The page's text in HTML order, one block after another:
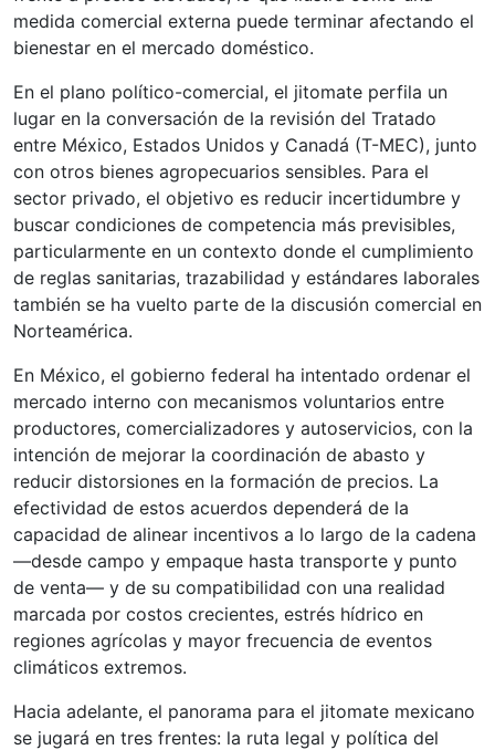
medida comercial externa puede terminar afectando el
bienestar en el mercado doméstico.
En el plano político-comercial, el jitomate perfila un
lugar en la conversación de la revisión del Tratado
entre México, Estados Unidos y Canadá (T-MEC), junto
con otros bienes agropecuarios sensibles. Para el
sector privado, el objetivo es reducir incertidumbre y
buscar condiciones de competencia más previsibles,
particularmente en un contexto donde el cumplimiento
de reglas sanitarias, trazabilidad y estándares laborales
también se ha vuelto parte de la discusión comercial en
Norteamérica.
En México, el gobierno federal ha intentado ordenar el
mercado interno con mecanismos voluntarios entre
productores, comercializadores y autoservicios, con la
intención de mejorar la coordinación de abasto y
reducir distorsiones en la formación de precios. La
efectividad de estos acuerdos dependerá de la
capacidad de alinear incentivos a lo largo de la cadena
—desde campo y empaque hasta transporte y punto
de venta— y de su compatibilidad con una realidad
marcada por costos crecientes, estrés hídrico en
regiones agrícolas y mayor frecuencia de eventos
climáticos extremos.
Hacia adelante, el panorama para el jitomate mexicano
se jugará en tres frentes: la ruta legal y política del